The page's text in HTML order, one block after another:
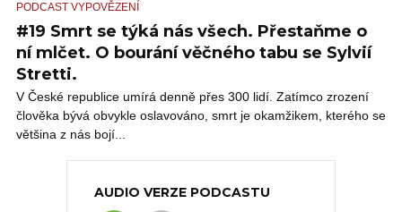
PODCAST VYPOVĚZENÍ
#19 Smrt se týká nás všech. Přestaňme o
ní mlčet. O bourání věčného tabu se Sylvií
Stretti.
V České republice umírá denně přes 300 lidí. Zatímco zrození
člověka bývá obvykle oslavováno, smrt je okamžikem, kterého se
většina z nás bojí...
AUDIO VERZE PODCASTU